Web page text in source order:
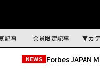
記事 会員限定記事 カ
NEWS Forbes JAPAN